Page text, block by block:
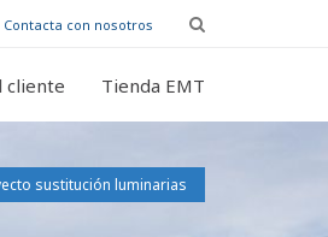
Contacta con nosotros
cliente Tienda EMT
sustitución luminarias